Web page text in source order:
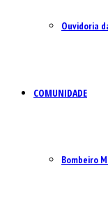
Ouvidoria
COMUNIDADE
Bombeiro